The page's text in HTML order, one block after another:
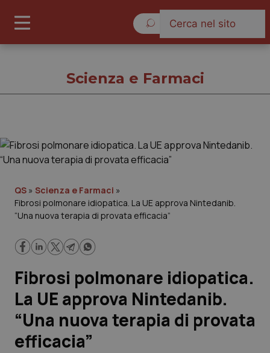
Governo e Parlamento
Regioni e Asl
Lavoro e Professioni
Scienza e Farmaci
Studi e Analisi
Scienza e Farmaci
QS » Scienza e Farmaci »
Fibrosi polmonare idiopatica. La UE approva Nintedanib.
“Una nuova terapia di provata efficacia”
Fibrosi polmonare idiopatica.
La UE approva Nintedanib.
“Una nuova terapia di provata
efficacia”